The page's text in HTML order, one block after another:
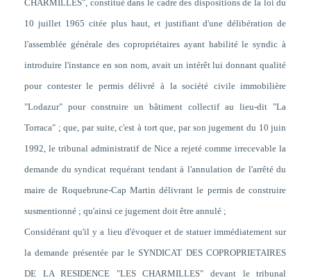
CHARMILLES", constitué dans le cadre des dispositions de la loi du
10 juillet 1965 citée plus haut, et justifiant d'une délibération de
l'assemblée générale des copropriétaires ayant habilité le syndic à
introduire l'instance en son nom, avait un intérêt lui donnant qualité
pour contester le permis délivré à la société civile immobilière
"Lodazur" pour construire un bâtiment collectif au lieu-dit "La
Torraca" ; que, par suite, c'est à tort que, par son jugement du 10 juin
1992, le tribunal administratif de Nice a rejeté comme irrecevable la
demande du syndicat requérant tendant à l'annulation de l'arrêté du
maire de Roquebrune-Cap Martin délivrant le permis de construire
susmentionné ; qu'ainsi ce jugement doit être annulé;
Considérant qu'il y a lieu d'évoquer et de statuer immédiatement sur
la demande présentée par le SYNDICAT DES COPROPRIETAIRES
DE LA RESIDENCE "LES CHARMILLES" devant le tribunal